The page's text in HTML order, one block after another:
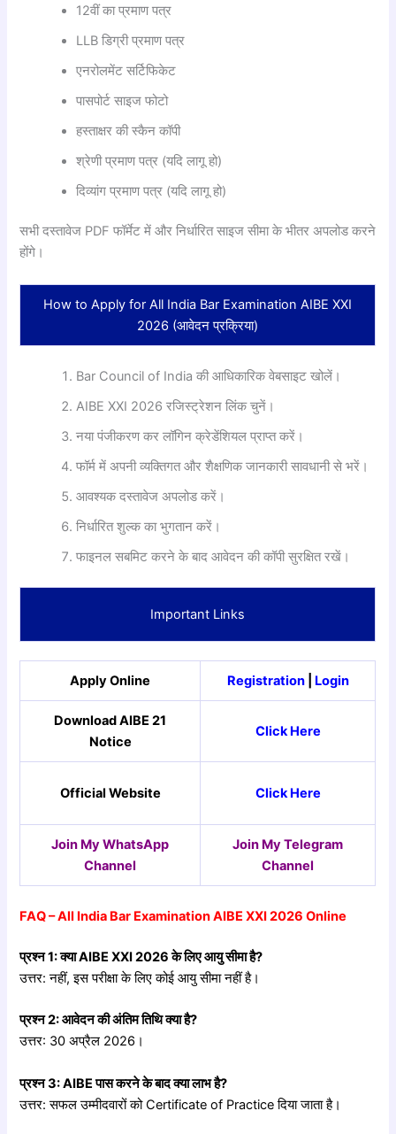
12वीं का प्रमाण पत्र
LLB डिग्री प्रमाण पत्र
एनरोलमेंट सर्टिफिकेट
पासपोर्ट साइज फोटो
हस्ताक्षर की स्कैन कॉपी
श्रेणी प्रमाण पत्र (यदि लागू हो)
दिव्यांग प्रमाण पत्र (यदि लागू हो)
सभी दस्तावेज PDF फॉर्मेट में और निर्धारित साइज सीमा के भीतर अपलोड करने
होंगे।
How to Apply for All India Bar Examination AIBE XXI
2026 (आवेदन प्रक्रिया)
Bar Council of India की आधिकारिक वेबसाइट खोलें।
AIBE XXI 2026 रजिस्ट्रेशन लिंक चुनें।
नया पंजीकरण कर लॉगिन क्रेडेंशियल प्राप्त करें।
फॉर्म में अपनी व्यक्तिगत और शैक्षणिक जानकारी सावधानी से भरें।
आवश्यक दस्तावेज अपलोड करें।
निर्धारित शुल्क का भुगतान करें।
फाइनल सबमिट करने के बाद आवेदन की कॉपी सुरक्षित रखें।
Important Links
Apply Online Registration Login
Download AIBE 21
Notice
Click Here
Official Website Click Here
Join My WhatsApp
Channel
Join My Telegram
Channel
FAQ – All India Bar Examination AIBE XXI 2026 Online
प्रश्न 1:क्या AIBE XXI 2026केलिएआयुसीमाहै?
उत्तर: नहीं, इस परीक्षा के लिए कोई आयु सीमा नहीं है।
प्रश्न 2:आवेदनकीअंतिमतिथिक्याहै?
उत्तर: 30 अप्रैल 2026।
प्रश्न 3: AIBEपासकरनेकेबादक्यालाभहै?
उत्तर: सफल उम्मीदवारों को Certificate of Practice दिया जाता है।